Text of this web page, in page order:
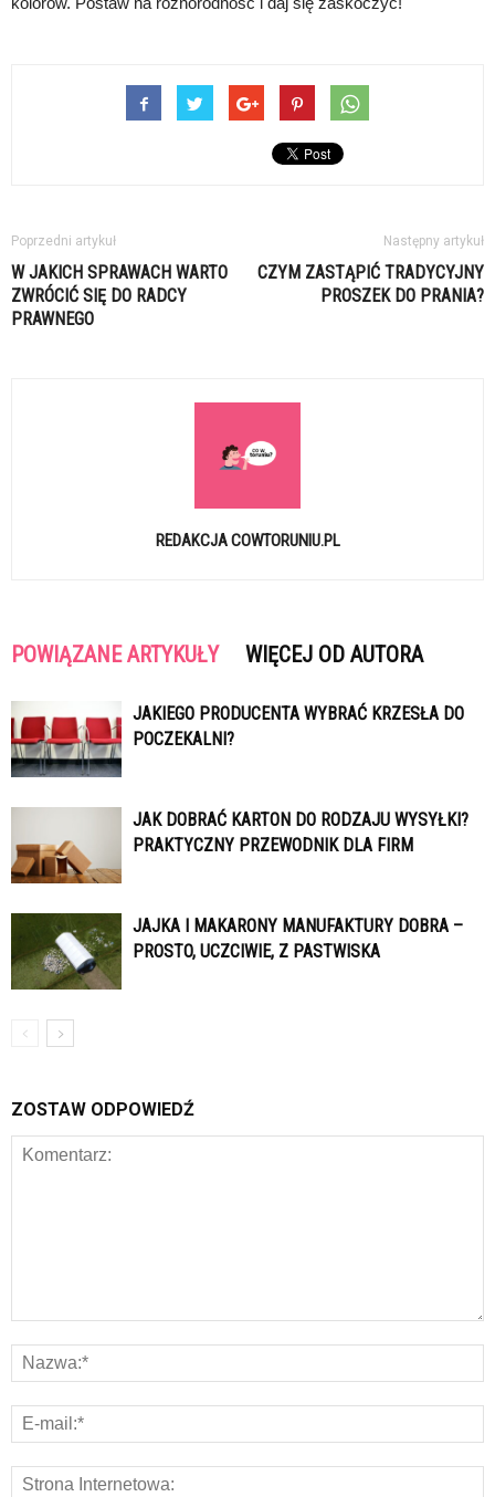
Poprzedni artykuł
W JAKICH SPRAWACH WARTO
ZWRÓCIĆ SIĘ DO RADCY
PRAWNEGO
Następny artykuł
CZYM ZASTĄPIĆ TRADYCYJNY
PROSZEK DO PRANIA?
REDAKCJA COWTORUNIU.PL
POWIĄZANE ARTYKUŁY WIĘCEJ OD AUTORA
JAKIEGO PRODUCENTA WYBRAĆ KRZESŁA DO
POCZEKALNI?
JAK DOBRAĆ KARTON DO RODZAJU WYSYŁKI?
PRAKTYCZNY PRZEWODNIK DLA FIRM
JAJKA I MAKARONY MANUFAKTURY DOBRA –
PROSTO, UCZCIWIE, Z PASTWISKA
ZOSTAW ODPOWIEDŹ